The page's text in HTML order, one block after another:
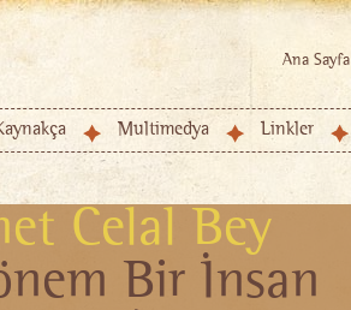
Ana Sayfa
Multimedya Linkler
Celal Bey
Bir İnsan